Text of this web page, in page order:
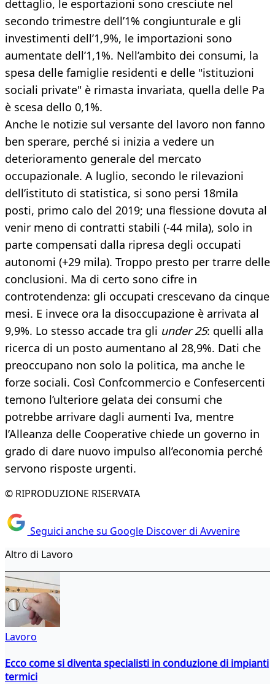
dettaglio, le esportazioni sono cresciute nel
secondo trimestre dell’1% congiunturale e gli
investimenti dell’1,9%, le importazioni sono
aumentate dell’1,1%. Nell’ambito dei consumi, la
spesa delle famiglie residenti e delle "istituzioni
sociali private" è rimasta invariata, quella delle Pa
è scesa dello 0,1%.
Anche le notizie sul versante del lavoro non fanno
ben sperare, perché si inizia a vedere un
deterioramento generale del mercato
occupazionale. A luglio, secondo le rilevazioni
dell’istituto di statistica, si sono persi 18mila
posti, primo calo del 2019; una flessione dovuta al
venir meno di contratti stabili (-44 mila), solo in
parte compensati dalla ripresa degli occupati
autonomi (+29 mila). Troppo presto per trarre delle
conclusioni. Ma di certo sono cifre in
controtendenza: gli occupati crescevano da cinque
mesi. E invece ora la disoccupazione è arrivata al
9,9%. Lo stesso accade tra gli under 25: quelli alla
ricerca di un posto aumentano al 28,9%. Dati che
preoccupano non solo la politica, ma anche le
forze sociali. Così Confcommercio e Confesercenti
temono l’ulteriore gelata dei consumi che
potrebbe arrivare dagli aumenti Iva, mentre
l’Alleanza delle Cooperative chiede un governo in
grado di dare nuovo impulso all’economia perché
servono risposte urgenti.
© RIPRODUZIONE RISERVATA
Seguici anche su Google Discover di Avvenire
Altro di Lavoro
Lavoro
Ecco come si diventa specialisti in conduzione di impianti
termici